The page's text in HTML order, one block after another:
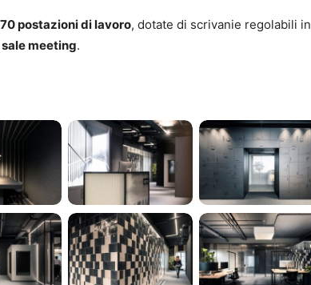
70 postazioni di lavoro, dotate di scrivanie regolabili in
meeting.